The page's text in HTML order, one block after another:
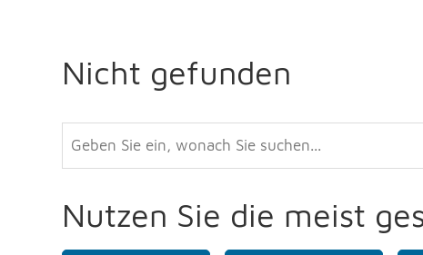
Nicht gefunden
Nutzen Sie die meist